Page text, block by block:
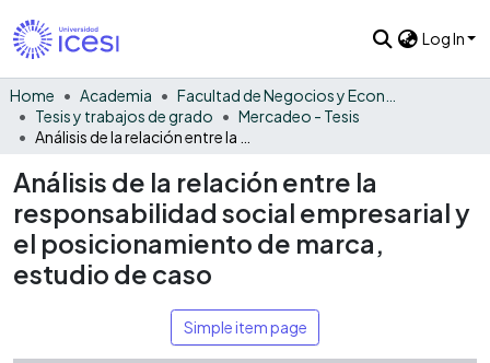
Log In
Home Academia
Tesis y trabajos de grado
Mercadeo - Tesis
Análisis de la relación entre la
responsabilidad social empresarial y
el posicionamiento de marca,
estudio de caso
Simple item page